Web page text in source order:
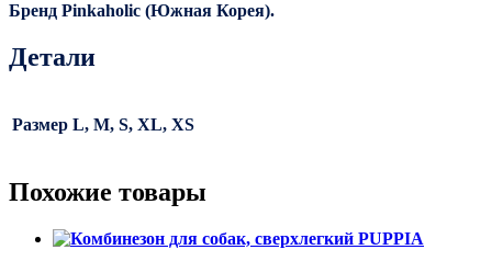
Бренд Pinkaholic (Южная Корея).
Детали
Размер L, M, S, XL, XS
Похожие товары